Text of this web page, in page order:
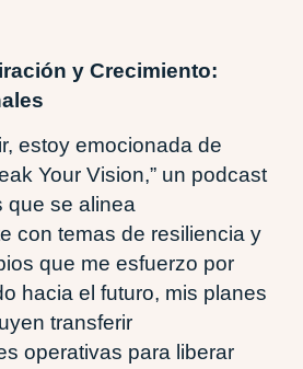
y Crecimiento:
estoy emocionada de
Your Vision,” un podcast
que se alinea
con temas de resiliencia y
que me esfuerzo por
hacia el futuro, mis planes
transferir
operativas para liberar